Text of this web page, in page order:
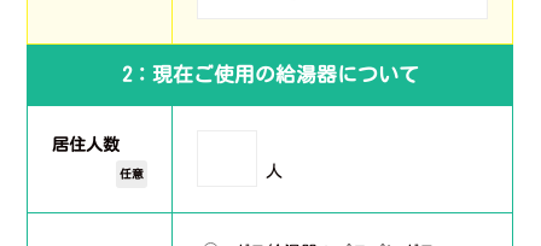
2：現在ご使用の給湯器について
居住人数
任意 人